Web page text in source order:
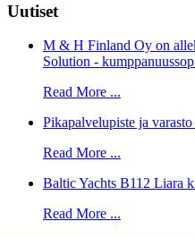
Uutiset
M & H Finland Oy on
Solution -
Read More ...
Pikapalvelupiste ja
Read More ...
Baltic Yachts B112 Liara
Read More ...